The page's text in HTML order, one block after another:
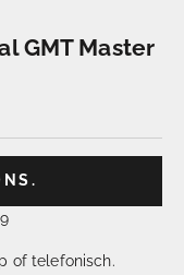
GMT Master
of telefonisch.